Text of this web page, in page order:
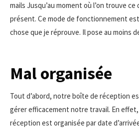
mails Jusqu’au moment où l’on trouve ce
présent. Ce mode de fonctionnement
chose que je réprouve. Il pose au moins
Mal organisée
Tout d’abord, notre boîte de réception
gérer efficacement notre travail. En
réception est organisée par date